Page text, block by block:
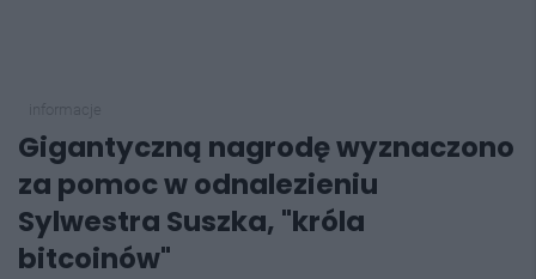
Gigantyczną nagrodę wyznaczono
za pomoc w odnalezieniu
Sylwestra Suszka, "króla
bitcoinów"